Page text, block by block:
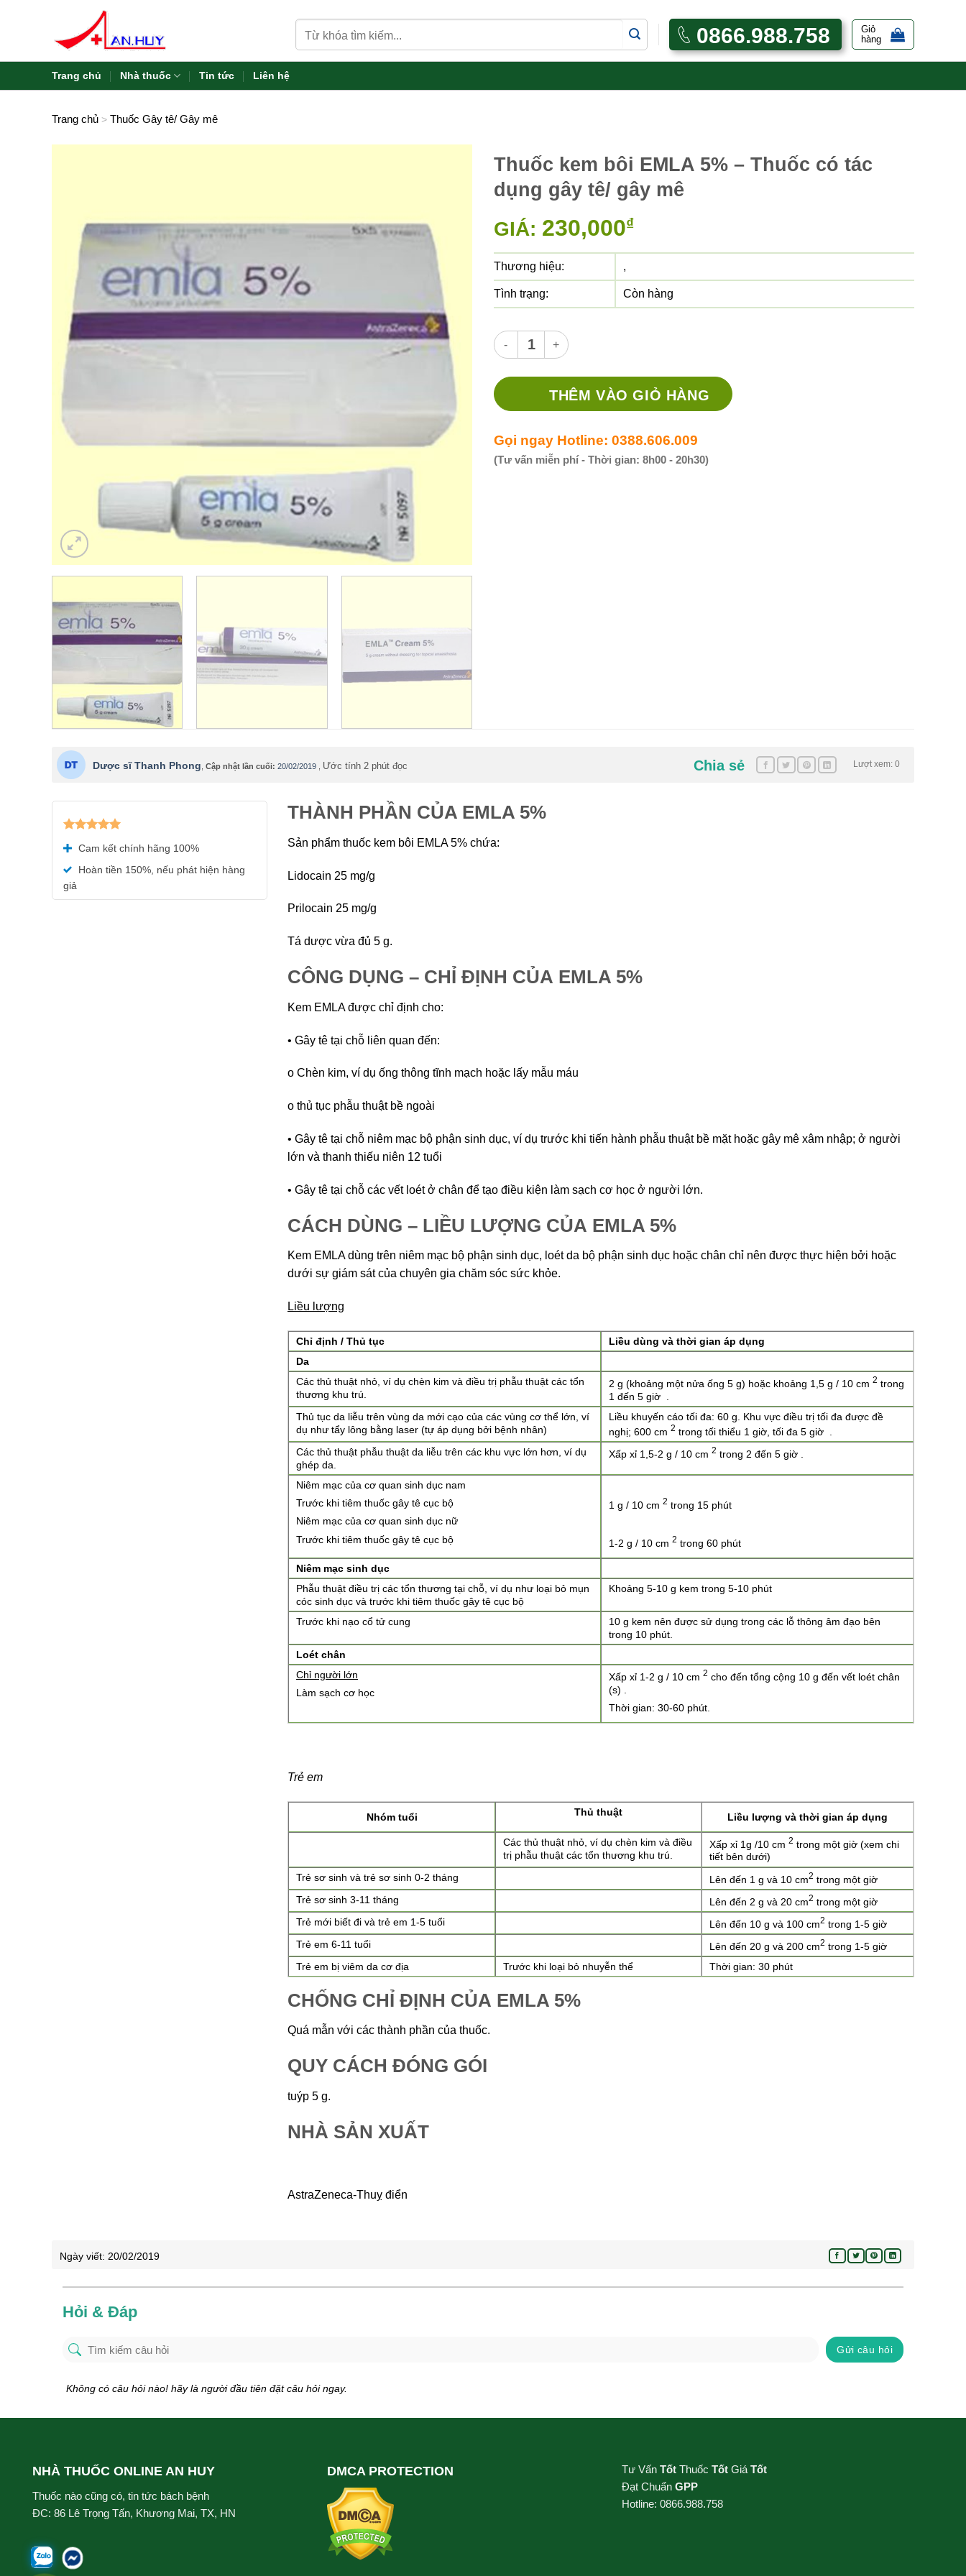
kiếm:
0866.988.758
Giỏ
hàng
Trang chủ Nhà thuốc Tin tức Liên hệ
Trang chủ > Thuốc Gây tê/ Gây mê
Thuốc kem bôi EMLA 5% – Thuốc có tác
dụng gây tê/ gây mê
GIÁ: 230,000₫
Thương hiệu: ,
Tình trạng: Còn hàng
Thuốc kem bôi EMLA 5% - Thuốc có tác dụng gây tê/ gây mê số lượng
THÊM VÀO GIỎ HÀNG
Gọi ngay Hotline: 0388.606.009
(Tư vấn miễn phí - Thời gian: 8h00 - 20h30)
Dược sĩ Thanh Phong Cập nhật lần cuối: 20/02/2019 Ước tính 2 phút đọc Lượt xem: 0
Chia sẻ
hạng5.00
5 sao
Cam kết chính hãng 100%
Hoàn tiền 150%, nếu phát hiện hàng
giả
THÀNH PHẦN CỦA EMLA 5%
Sản phẩm thuốc kem bôi EMLA 5% chứa:
Lidocain 25 mg/g
Prilocain 25 mg/g
Tá dược vừa đủ 5 g.
CÔNG DỤNG – CHỈ ĐỊNH CỦA EMLA 5%
Kem EMLA được chỉ định cho:
• Gây tê tại chỗ liên quan đến:
o Chèn kim, ví dụ ống thông tĩnh mạch hoặc lấy mẫu máu
o thủ tục phẫu thuật bề ngoài
• Gây tê tại chỗ niêm mạc bộ phận sinh dục, ví dụ trước khi tiến hành phẫu thuật bề mặt hoặc gây mê xâm nhập; ở người
lớn và thanh thiếu niên 12 tuổi
• Gây tê tại chỗ các vết loét ở chân để tạo điều kiện làm sạch cơ học ở người lớn.
CÁCH DÙNG – LIỀU LƯỢNG CỦA EMLA 5%
Kem EMLA dùng trên niêm mạc bộ phận sinh dục, loét da bộ phận sinh dục hoặc chân chỉ nên được thực hiện bởi hoặc
dưới sự giám sát của chuyên gia chăm sóc sức khỏe.
Liều lượng
Chỉ định / Thủ tục
Liều dùng và thời gian áp dụng
Da
Các thủ thuật nhỏ, ví dụ chèn kim và điều trị phẫu thuật các tổn
thương khu trú.
2 g (khoảng một nửa ống 5 g) hoặc khoảng 1,5 g / 10 cm 2 trong
1 đến 5 giờ .
Thủ tục da liễu trên vùng da mới cạo của các vùng cơ thể lớn, ví
dụ như tẩy lông bằng laser (tự áp dụng bởi bệnh nhân)
Liều khuyến cáo tối đa: 60 g. Khu vực điều trị tối đa được đề
nghị; 600 cm 2 trong tối thiểu 1 giờ, tối đa 5 giờ .
Các thủ thuật phẫu thuật da liễu trên các khu vực lớn hơn, ví dụ
ghép da.
Xấp xỉ 1,5-2 g / 10 cm 2 trong 2 đến 5 giờ .
Niêm mạc của cơ quan sinh dục nam
Trước khi tiêm thuốc gây tê cục bộ
Niêm mạc của cơ quan sinh dục nữ
Trước khi tiêm thuốc gây tê cục bộ
1 g / 10 cm 2 trong 15 phút
1-2 g / 10 cm 2 trong 60 phút
Niêm mạc sinh dục
Phẫu thuật điều trị các tổn thương tại chỗ, ví dụ như loại bỏ mụn
cóc sinh dục và trước khi tiêm thuốc gây tê cục bộ
Khoảng 5-10 g kem trong 5-10 phút
Trước khi nạo cổ tử cung
10 g kem nên được sử dụng trong các lỗ thông âm đạo bên
trong 10 phút.
Loét chân
Chỉ người lớn
Làm sạch cơ học
Xấp xỉ 1-2 g / 10 cm 2 cho đến tổng cộng 10 g đến vết loét chân
(s) .
Thời gian: 30-60 phút.
Trẻ em
Nhóm tuổi Thủ thuật Liều lượng và thời gian áp dụng
Các thủ thuật nhỏ, ví dụ chèn kim và điều
trị phẫu thuật các tổn thương khu trú.
Xấp xỉ 1g /10 cm 2 trong một giờ (xem chi
tiết bên dưới)
Trẻ sơ sinh và trẻ sơ sinh 0-2 tháng
Lên đến 1 g và 10 cm2 trong một giờ
Trẻ sơ sinh 3-11 tháng
Lên đến 2 g và 20 cm2 trong một giờ
Trẻ mới biết đi và trẻ em 1-5 tuổi
Lên đến 10 g và 100 cm2 trong 1-5 giờ
Trẻ em 6-11 tuổi
Lên đến 20 g và 200 cm2 trong 1-5 giờ
Trẻ em bị viêm da cơ địa
Trước khi loại bỏ nhuyễn thể Thời gian: 30 phút
CHỐNG CHỈ ĐỊNH CỦA EMLA 5%
Quá mẫn với các thành phần của thuốc.
QUY CÁCH ĐÓNG GÓI
tuýp 5 g.
NHÀ SẢN XUẤT
AstraZeneca-Thuỵ điển
Ngày viết: 20/02/2019
Hỏi & Đáp
Gửi câu hỏi
Không có câu hỏi nào! hãy là người đầu tiên đặt câu hỏi ngay.
NHÀ THUỐC ONLINE AN HUY
Thuốc nào cũng có, tin tức bách bệnh
ĐC: 86 Lê Trọng Tấn, Khương Mai, TX, HN
DMCA PROTECTION Tư Vấn Tốt Thuốc Tốt Giá Tốt
Đạt Chuẩn GPP
Hotline: 0866.988.758